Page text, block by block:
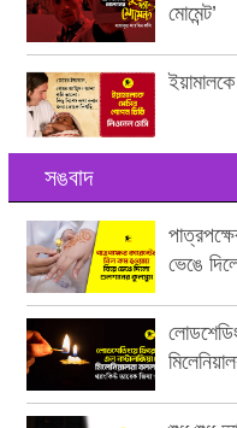
মোমেন্ট’
সঙবাদ
ভেঙে